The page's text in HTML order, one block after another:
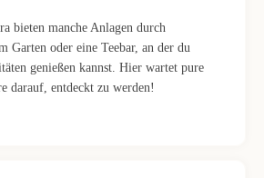
bieten manche Anlagen durch
Garten oder eine Teebar, an der du
genießen kannst. Hier wartet pure
darauf, entdeckt zu werden!